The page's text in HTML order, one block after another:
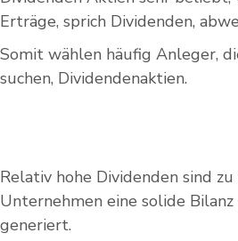
Erträge, sprich Dividenden,
Somit wählen häufig Anleger,
suchen, Dividendenaktien.
Relativ hohe Dividenden sind
Unternehmen eine solide
generiert.